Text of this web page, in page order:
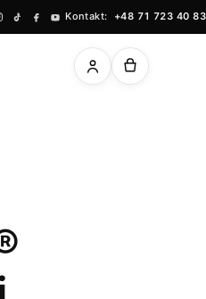
Kontakt: +48 71 723 40 83